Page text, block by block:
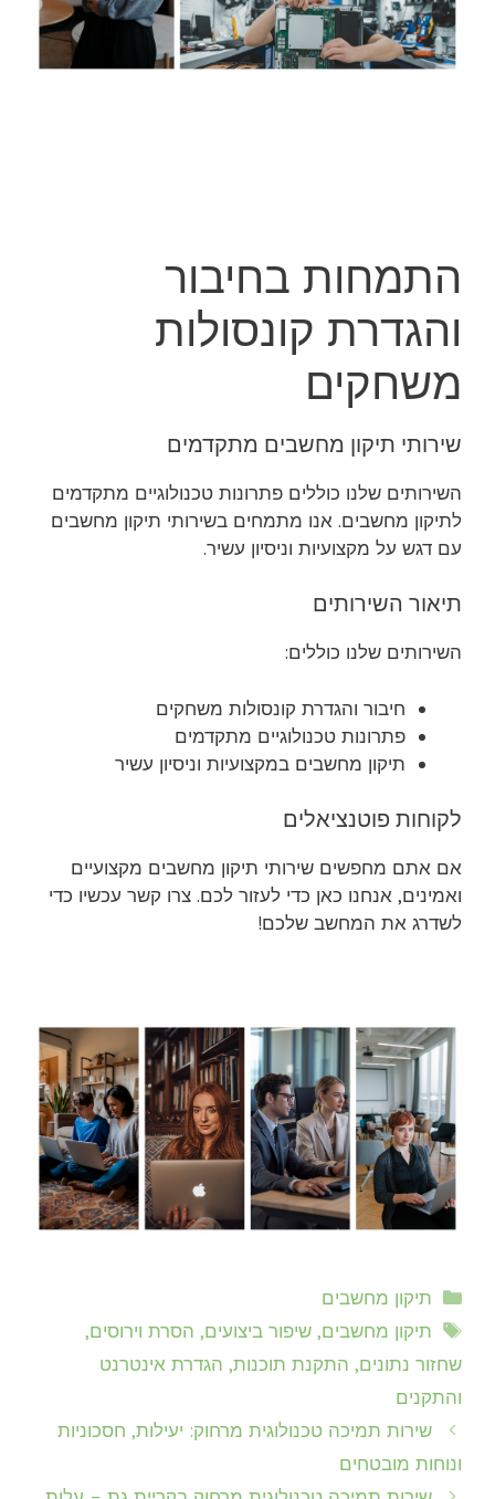
התמחות בחיבור
והגדרת קונסולות
משחקים
שירותי תיקון מחשבים מתקדמים
השירותים שלנו כוללים פתרונות טכנולוגיים מתקדמים
לתיקון מחשבים. אנו מתמחים בשירותי תיקון מחשבים
עם דגש על מקצועיות וניסיון עשיר.
תיאור השירותים
השירותים שלנו כוללים:
חיבור והגדרת קונסולות משחקים
פתרונות טכנולוגיים מתקדמים
תיקון מחשבים במקצועיות וניסיון עשיר
לקוחות פוטנציאלים
אם אתם מחפשים שירותי תיקון מחשבים מקצועיים
ואמינים, אנחנו כאן כדי לעזור לכם. צרו קשר עכשיו כדי
לשדרג את המחשב שלכם!
קטגוריות
תיקון מחשבים
תגיות
תיקון מחשבים, שיפור ביצועים, הסרת וירוסים,
שחזור נתונים, התקנת תוכנות, הגדרת אינטרנט
והתקנים
שירות תמיכה טכנולוגית מרחוק: יעילות, חסכוניות
ונוחות מובטחים